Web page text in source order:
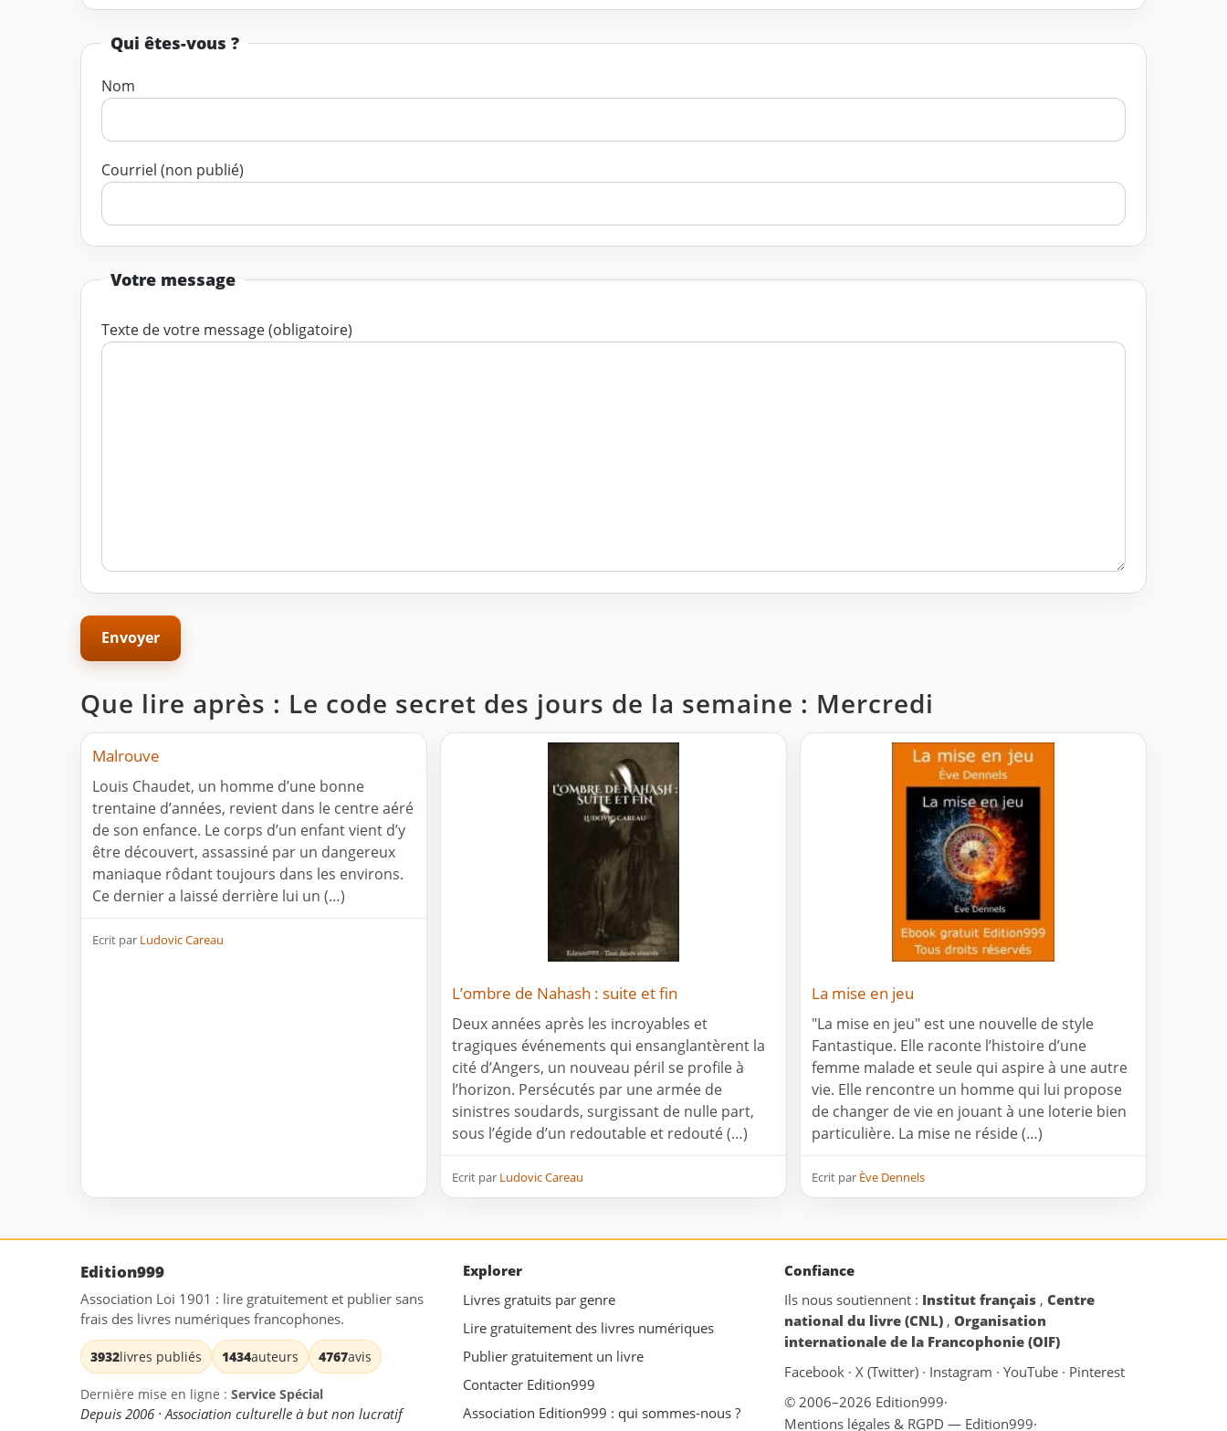
Qui êtes-vous ?
Nom
Courriel (non publié)
Votre message
Texte de votre message (obligatoire)
Que lire après : Le code secret des jours de la semaine : Mercredi
Malrouve
Louis Chaudet, un homme d’une bonne
trentaine d’années, revient dans le centre aéré
de son enfance. Le corps d’un enfant vient d’y
être découvert, assassiné par un dangereux
maniaque rôdant toujours dans les environs.
Ce dernier a laissé derrière lui un (…)
Ecrit par Ludovic Careau
L’ombre de Nahash : suite et fin
Deux années après les incroyables et
tragiques événements qui ensanglantèrent la
cité d’Angers, un nouveau péril se profile à
l’horizon. Persécutés par une armée de
sinistres soudards, surgissant de nulle part,
sous l’égide d’un redoutable et redouté (…)
Ecrit par Ludovic Careau
La mise en jeu
"La mise en jeu" est une nouvelle de style
Fantastique. Elle raconte l’histoire d’une
femme malade et seule qui aspire à une autre
vie. Elle rencontre un homme qui lui propose
de changer de vie en jouant à une loterie bien
particulière. La mise ne réside (…)
Ecrit par Ève Dennels
Edition999
Association Loi 1901 : lire gratuitement et publier sans
frais des livres numériques francophones.
3932livres publiés 1434auteurs 4767avis
Dernière mise en ligne : Service Spécial
Depuis 2006 · Association culturelle à but non lucratif
Explorer
Livres gratuits par genre
Lire gratuitement des livres numériques
Publier gratuitement un livre
Contacter Edition999
Association Edition999 : qui sommes-nous ?
Confiance
Ils nous soutiennent : Institut français ,Centre
national du livre (CNL) ,Organisation
internationale de la Francophonie (OIF)
Facebook · X (Twitter) · Instagram · YouTube · Pinterest
© 2006–2026 Edition999·
Mentions légales & RGPD — Edition999·